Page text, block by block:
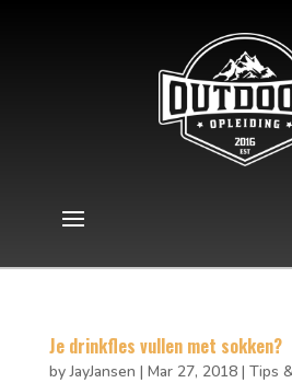
Je drinkfles vullen met sokken?
byJayJansen | Mar 27, 2018| Tips